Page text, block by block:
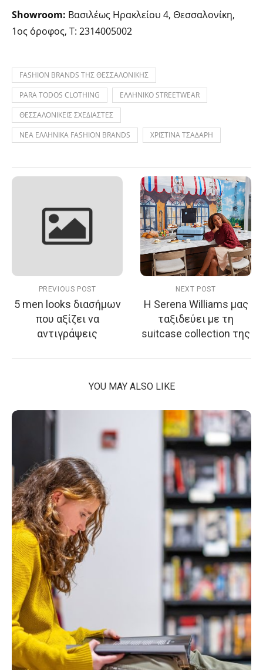
Showroom: Βασιλέως Ηρακλείου 4, Θεσσαλονίκη,
1ος όροφος, T: 2314005002
FASHION BRANDS ΤΗΣ ΘΕΣΣΑΛΟΝΙΚΗΣ
PARA TODOS CLOTHING
ΕΛΛΗΝΙΚΟ STREETWEAR
ΘΕΣΣΑΛΟΝΙΚΕΙΣ ΣΧΕΔΙΑΣΤΕΣ
ΝΕΑ ΕΛΛΗΝΙΚΑ FASHION BRANDS
ΧΡΙΣΤΙΝΑ ΤΣΑΔΑΡΗ
PREVIOUS POST
5 men looks διασήμων
που αξίζει να
αντιγράψεις
NEXT POST
Η Serena Williams μας
ταξιδεύει με τη
suitcase collection της
YOU MAY ALSO LIKE